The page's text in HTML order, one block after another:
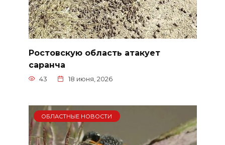
Ростовскую область атакует
саранча
43 18 июня, 2026
ОБЛАСТНЫЕ НОВОСТИ